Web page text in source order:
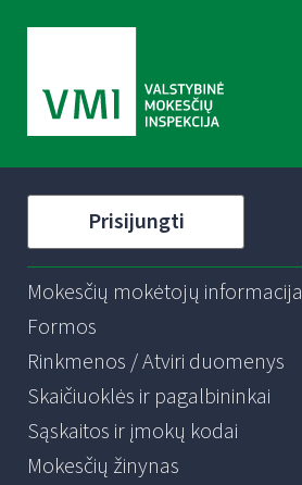
Prisijungti
Mokesčių mokėtojų informacija
Formos
Rinkmenos / Atviri duomenys
Skaičiuoklės ir pagalbininkai
Sąskaitos ir įmokų kodai
Mokesčių žinynas